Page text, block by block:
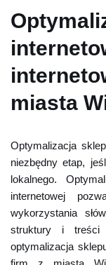
miasta
Optymalizacja
niezbędny etap,
lokalnego.
internetowej
wykorzystania
struktury i treści
optymalizacja